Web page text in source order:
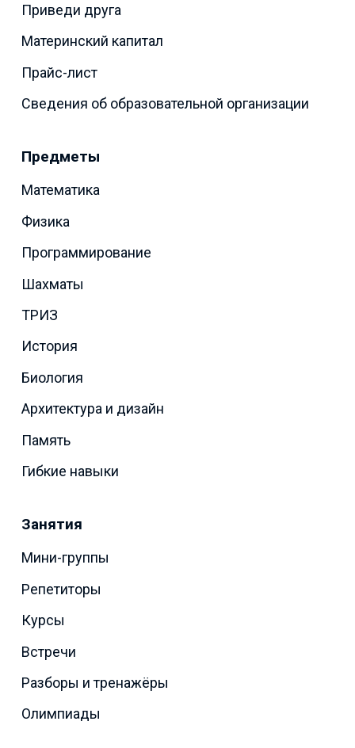
Приведи друга
Материнский капитал
Прайс-лист
Сведения об образовательной организации
Предметы
Математика
Физика
Программирование
Шахматы
ТРИЗ
История
Биология
Архитектура и дизайн
Память
Гибкие навыки
Занятия
Мини-группы
Репетиторы
Курсы
Встречи
Разборы и тренажёры
Олимпиады